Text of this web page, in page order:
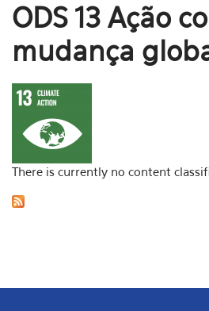
ODS 13 Ação
mudança
There is currently no content